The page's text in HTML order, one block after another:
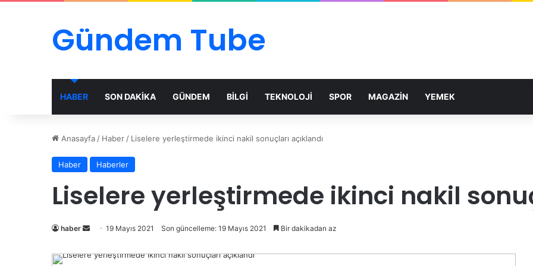
Gündem Tube
HABER SON DAKİKA GÜNDEM BİLGİ TEKNOLOJİ SPOR MAGAZİN YEMEK
Anasayfa / Haber / Liselere yerleştirmede ikinci nakil sonuçları açıklandı
Haber Haberler
Liselere yerleştirmede ikinci nakil
haber
Bir
posta
19 Mayıs 2021 Son güncelleme: 19 Mayıs 2021 Bir dakikadan az